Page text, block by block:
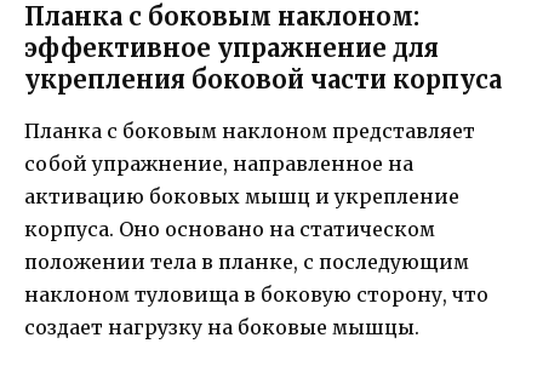
Планка с боковым наклоном:
эффективное упражнение для
укрепления боковой части корпуса
Планка с боковым наклоном представляет
собой упражнение, направленное на
активацию боковых мышц и укрепление
корпуса. Оно основано на статическом
положении тела в планке, с последующим
наклоном туловища в боковую сторону, что
создает нагрузку на боковые мышцы.